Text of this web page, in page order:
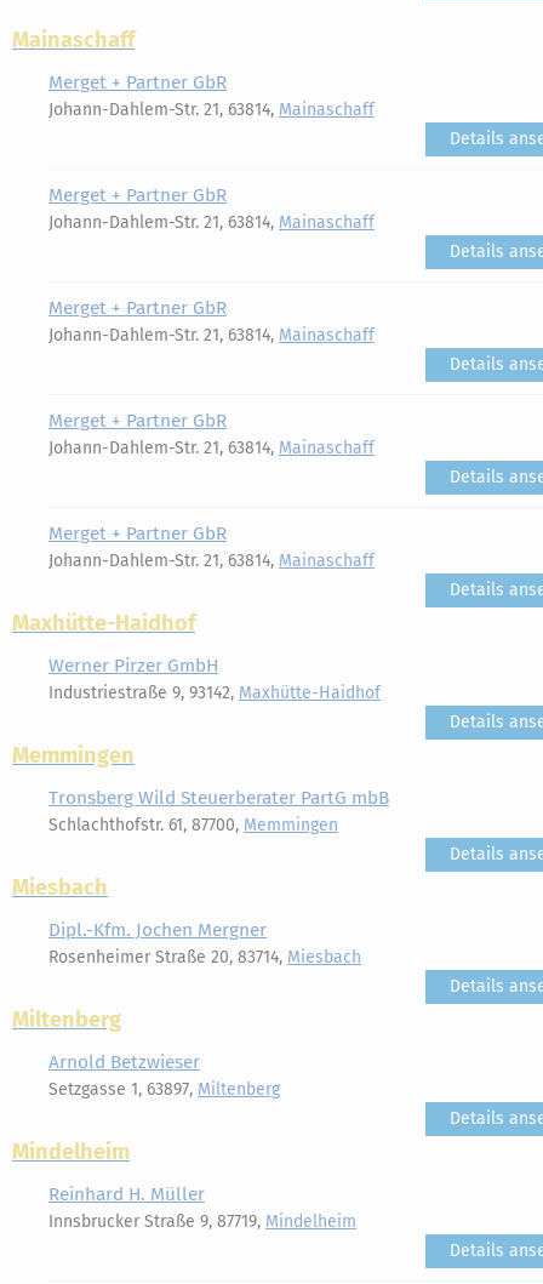
Mainaschaff
Merget + Partner GbR
Johann-Dahlem-Str. 21, 63814, Mainaschaff
Details
Merget + Partner GbR
Johann-Dahlem-Str. 21, 63814, Mainaschaff
Details
Merget + Partner GbR
Johann-Dahlem-Str. 21, 63814, Mainaschaff
Details
Merget + Partner GbR
Johann-Dahlem-Str. 21, 63814, Mainaschaff
Details
Merget + Partner GbR
Johann-Dahlem-Str. 21, 63814, Mainaschaff
Details
Maxhütte-Haidhof
Werner Pirzer GmbH
Industriestraße 9, 93142, Maxhütte-Haidhof
Details
Memmingen
Tronsberg Wild Steuerberater PartG mbB
Schlachthofstr. 61, 87700, Memmingen
Details
Miesbach
Dipl.-Kfm. Jochen Mergner
Rosenheimer Straße 20, 83714, Miesbach
Details
Miltenberg
Arnold Betzwieser
Setzgasse 1, 63897, Miltenberg
Details
Mindelheim
Reinhard H. Müller
Innsbrucker Straße 9, 87719, Mindelheim
Details